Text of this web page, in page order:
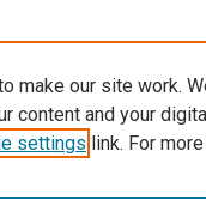
make our site work.
content and your
settings link. For